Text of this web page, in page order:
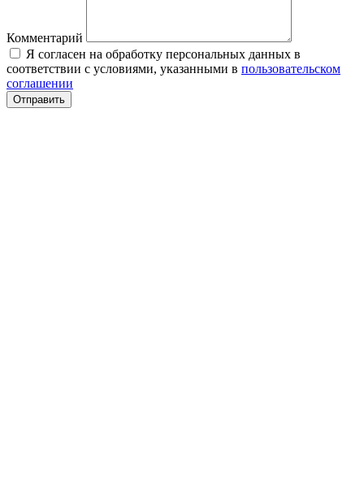
Комментарий
Я согласен на обработку персональных данных в
соответствии с условиями, указанными в пользовательском
соглашении